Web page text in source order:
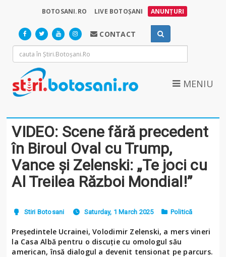
BOTOSANI.RO LIVE BOTOȘANI ANUNȚURI
CONTACT
MENIU
VIDEO: Scene fără precedent
în Biroul Oval cu Trump,
Vance și Zelenski: „Te joci cu
Al Treilea Război Mondial!”
Stiri Botosani Saturday, 1 March 2025 Politică
Președintele Ucrainei, Volodimir Zelenski, a mers vineri
la Casa Albă pentru o discuție cu omologul său
american, însă dialogul a devenit tensionat pe parcurs.